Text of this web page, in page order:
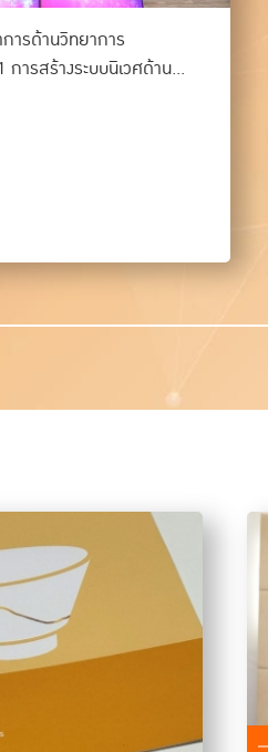
ารด้านวิทยาการ
ารสร้างระบบนิเวศด้าน
ละนวัตกรรมกระบวนการ